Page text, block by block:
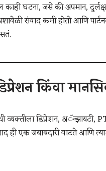
काही घटना, जसे की अपमान,
संवाद कमी होतो आणि
किंवा
व्यक्तीला डिप्रेशन, अॅन्झायटी,
ही एक जबाबदारी वाटते आणि